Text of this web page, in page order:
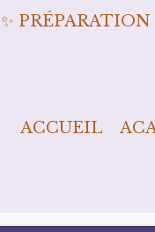
✨
ACCUEIL